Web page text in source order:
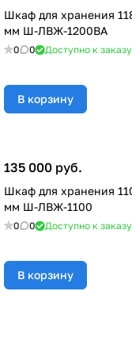
Шкаф для хранения
мм Ш-ЛВЖ-1200ВА
0 0 Доступно к заказу
В корзину
135 000 руб.
Шкаф для хранения
мм Ш-ЛВЖ-1100
0 0 Доступно к заказу
В корзину